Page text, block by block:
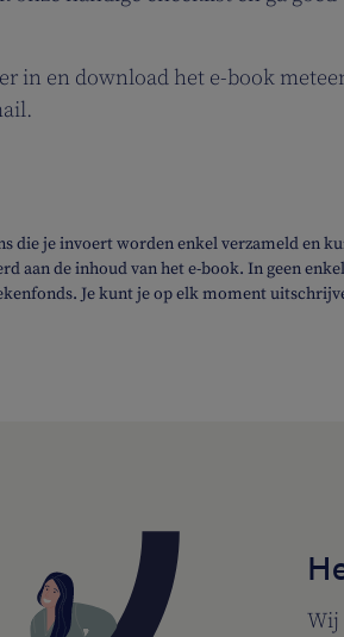
in en download het e-book
die je invoert worden enkel verzameld en
aan de inhoud van het e-book. In geen
Je kunt je op elk moment
Wij